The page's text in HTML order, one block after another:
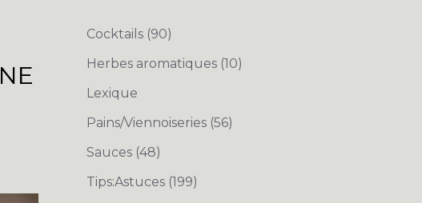
Cocktails (90)
Herbes aromatiques (10)
Lexique
Pains/Viennoiseries (56)
Sauces (48)
Tips:Astuces (199)